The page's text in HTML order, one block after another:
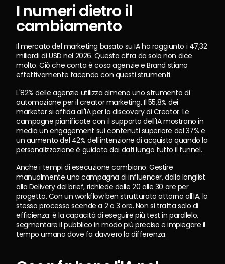
I numeri dietro il
cambiamento
Il mercato del marketing basato su IA ha raggiunto i 47,32
miliardi di USD nel 2026. Questa cifra da sola non dice
molto. Ciò che conta è cosa agenzie e Brand stiano
effettivamente facendo con questi strumenti.
L'82% delle agenzie utilizza almeno uno strumento di
automazione per il creator marketing. Il 55,8% dei
marketer si affida all'IA per la discovery di Creator. Le
campagne pianificate con il supporto dell'IA mostrano in
media un engagement sui contenuti superiore del 37% e
un aumento del 42% dell'intenzione di acquisto quando la
personalizzazione è guidata dai dati lungo tutto il funnel.
Anche i tempi di esecuzione cambiano. Gestire
manualmente una campagna di influencer, dalla longlist
alla Delivery del brief, richiede dalle 20 alle 30 ore per
progetto. Con un workflow ben strutturato attorno all'IA, lo
stesso processo scende a 2 o 3 ore. Non si tratta solo di
efficienza: è la capacità di eseguire più test in parallelo,
segmentare il pubblico in modo più preciso e impiegare il
tempo umano dove fa davvero la differenza.